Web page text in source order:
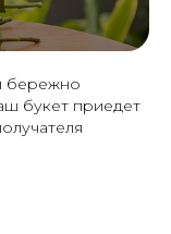
бережно
букет приедет